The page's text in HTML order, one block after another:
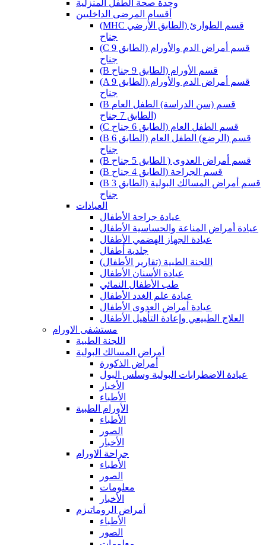
وحدة صحة الطفل المنزلية
أقسام المرضى الداخليين
(MHC قسم الطوارئ (الطابق الأرضي
جناح
(C قسم أمراض الدم والأورام (الطابق 9
جناح
(B قسم الأورام (الطابق 9 جناح
(A قسم أمراض الدم والأورام (الطابق 9
جناح
(B قسم (سن الدراسة) الطفل العام
(الطابق 7 جناح
(C قسم الطفل العام (الطابق 6 جناح
(B قسم (الرضع) الطفل العام (الطابق 6
جناح
(B قسم أمراض العدوى ( الطابق 5 جناح
(B قسم الجراحة (الطابق 4 جناح
(B قسم أمراض المسالك البولية (الطابق 3
جناح
العيادات
عيادة جراحة الأطفال
عيادة أمراض المناعة والحساسية الأطفال
عيادة الجهاز الهضمي الأطفال
جلدية أطفال
(اللجنة الطبية (تقارير الأطفال
عيادة الأسنان الأطفال
طب الأطفال النمائي
عيادة علم الغدد الأطفال
عيادة أمراض العدوى الأطفال
العلاج الطبيعي وإعادة التأهيل الأطفال
مستشفى الاورام
اللجنة الطبية
أمراض المسالك البولية
أمراض الذكورة
عيادة الاضطرابات البولية وسلس البول
الأخبار
الأطباء
الأورام الطبية
الأطباء
الصور
الأخبار
جراحة الاورام
الأطباء
الصور
معلومات
الأخبار
أمراض الروماتيزم
الأطباء
الصور